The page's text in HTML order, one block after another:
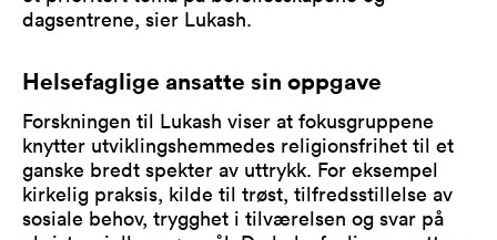
dagsentrene, sier Lukash.
Helsefaglige ansatte sin oppgave
Forskningen til Lukash viser at fokusgruppene
knytter utviklingshemmedes religionsfrihet til et
ganske bredt spekter av uttrykk. For eksempel
kirkelig praksis, kilde til trøst, tilfredsstillelse av
sosiale behov, trygghet i tilværelsen og svar på